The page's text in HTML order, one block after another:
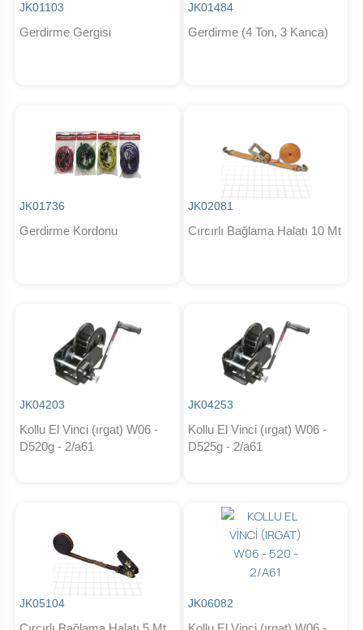
JK01103
Gerdirme Gergisi
JK01484
Gerdirme (4 Ton, 3 Kanca)
JK01736
Gerdirme Kordonu
JK02081
Cırcırlı Bağlama Halatı 10 Mt
JK04203
Kollu El Vinci (ırgat) W06 -
D520g - 2/a61
JK04253
Kollu El Vinci (ırgat) W06 -
D525g - 2/a61
JK05104 JK06082